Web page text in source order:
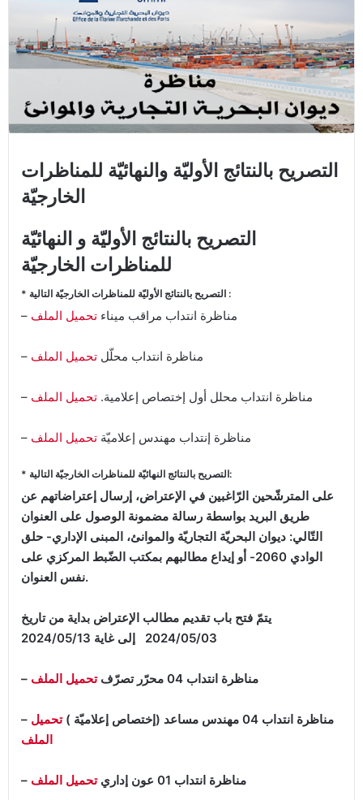
التصريح بالنتائج الأوليّة والنهائيّة للمناظرات
الخارجيّة
التصريح بالنتائج الأوليّة و النهائيّة
للمناظرات الخارجيّة
* التصريح بالنتائج الأوليّة للمناظرات الخارجيّة التالية :
– مناظرة انتداب مراقب ميناء تحميل الملف
– مناظرة انتداب محلّل تحميل الملف
– مناظرة انتداب محلل أول إختصاص إعلامية. تحميل الملف
– مناظرة إنتداب مهندس إعلاميّة تحميل الملف
* التصريح بالنتائج النهائيّة للمناظرات الخارجيّة التالية:
على المترشّحين الرّاغبين في الإعتراض، إرسال إعتراضاتهم عن
طريق البريد بواسطة رسالة مضمونة الوصول على العنوان
التّالي: ديوان البحريّة التجاريّة والموانئ، المبنى الإداري- حلق
الوادي 2060- أو إيداع مطالبهم بمكتب الضّبط المركزي على
نفس العنوان.
يتمّ فتح باب تقديم مطالب الإعتراض بداية من تاريخ
2024/05/03
إلى غاية 2024/05/13
– مناظرة انتداب 04 محرّر تصرّف تحميل الملف
– مناظرة انتداب 04 مهندس مساعد (إختصاص إعلاميّة )
تحميل
الملف
– مناظرة انتداب 01 عون إداري تحميل الملف